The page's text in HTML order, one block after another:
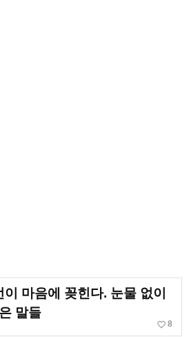
마음에 꽂힌다. 눈물 없이
말들
favorite_border 8